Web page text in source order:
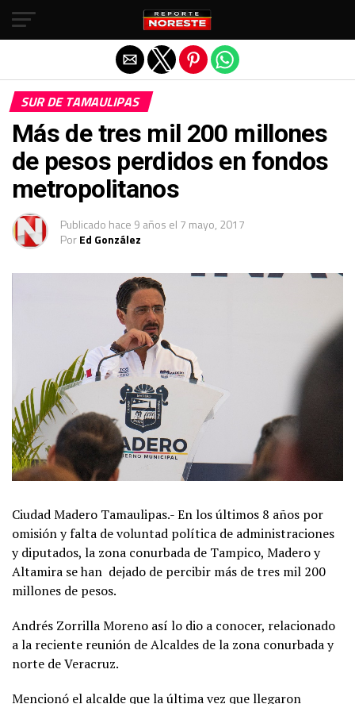
SUR DE TAMAULIPAS
Más de tres mil 200 millones
de pesos perdidos en fondos
metropolitanos
Publicado hace 9 años el 7 mayo, 2017
PorEd González
Ciudad Madero Tamaulipas.- En los últimos 8 años por
omisión y falta de voluntad política de administraciones
y diputados, la zona conurbada de Tampico, Madero y
Altamira se han dejado de percibir más de tres mil 200
millones de pesos.
Andrés Zorrilla Moreno así lo dio a conocer, relacionado
a la reciente reunión de Alcaldes de la zona conurbada y
norte de Veracruz.
Mencionó el alcalde que la última vez que llegaron
Salir de la versión móvil